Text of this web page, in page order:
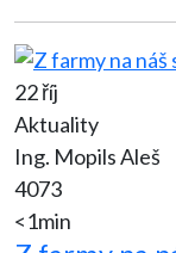
22 říj
Aktuality
Ing. Mopils Aleš
4073
<1min